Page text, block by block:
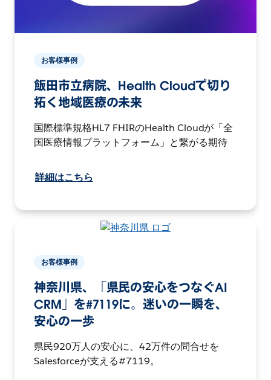
お客様事例
飯田市立病院、Health Cloudで切り
拓く地域医療の未来
国際標準規格HL7 FHIRのHealth Cloudが「全
国医療情報プラットフォーム」と繋がる期待
詳細はこちら
お客様事例
神奈川県、「県民の安心をつなぐAI
CRM」を#7119に。迷いの一瞬を、
安心の一歩
県民920万人の安心に、42万件の問合せを
Salesforceが支える#7119。